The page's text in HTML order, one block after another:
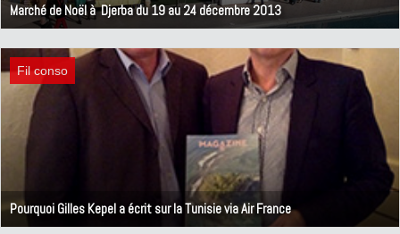
Marché de Noël à Djerba du 19 au 24 décembre 2013
Fil conso
Pourquoi Gilles Kepel a écrit sur la Tunisie via Air France